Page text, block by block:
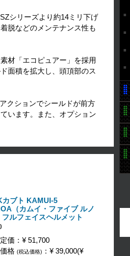
シリーズより約14ミリ下げ
脱などのメンテナンス性も
材「エコピュアー」を採用
面積を拡大し、頭頂部のス
クションでシールドが前方
います。また、オプション
カブト KAMUI-5
（カムイ・ファイブ ルノ
フルフェイスヘルメット
価：¥ 51,700
格 (税込価格) ：¥ 39,000(¥